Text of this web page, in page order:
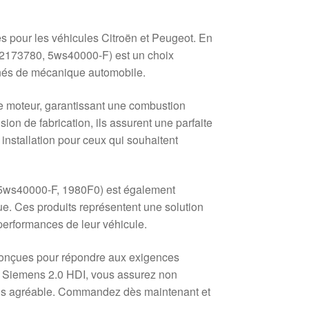
pour les véhicules Citroën et Peugeot. En
5ws40000-F) est un choix
de mécanique automobile.
garantissant une combustion
de fabrication, ils assurent une parfaite
pour ceux qui souhaitent
F, 1980F0) est également
Ces produits représentent une solution
de leur véhicule.
pour répondre aux exigences
2.0 HDI, vous assurez non
agréable. Commandez dès maintenant et